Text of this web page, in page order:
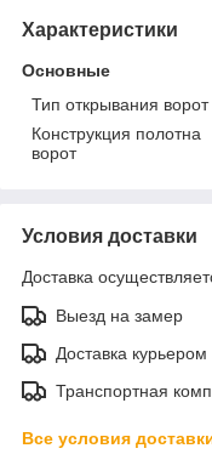
Характеристики
Основные
Тип открывания ворот
Конструкция полотна
ворот
Условия доставки
Доставка
Выезд на замер
Доставка курьером
Транспортная
Все условия